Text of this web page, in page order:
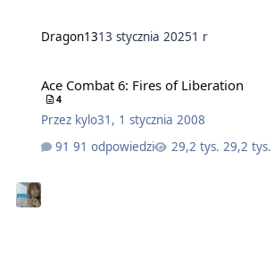
Dragon1313 stycznia 20251 r
Ace Combat 6: Fires of Liberation
4
Przez kylo31 , 1 stycznia 2008
91 odpowiedzi
29,2